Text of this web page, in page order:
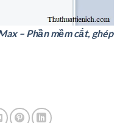
– Phần mềm cắt, ghép